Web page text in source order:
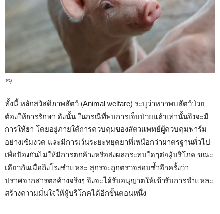
หมู
ทั้งนี้ หลักสวัสดิภาพสัตว์ (Animal welfare) ระบุว่าหากพบสัตว์ป่วย
ต้องให้การรักษา ดังนั้น ในกรณีที่พบการเจ็บป่วยแล้วเท่านั้นจึงจะมี
การให้ยา โดยอยู่ภายใต้การควบคุมของสัตวแพทย์ผู้ควบคุมฟาร์ม
อย่างเข้มงวด และมีการเว้นระยะหยุดยาที่เหนือกว่ามาตรฐานทั่วไป
เพื่อป้องกันไม่ให้มีการตกค้างหรือส่งผลกระทบใดๆต่อผู้บริโภค ขณะ
เดียวกันเมื่อถึงโรงชำแหละ สุกรจะถูกตรวจสอบซ้ำอีกครั้งว่า
ปราศจากสารตกค้างจริงๆ จึงจะได้รับอนุญาตให้เข้ารับการชำแหละ
สร้างความมั่นใจให้ผู้บริโภคได้อีกขั้นตอนหนึ่ง